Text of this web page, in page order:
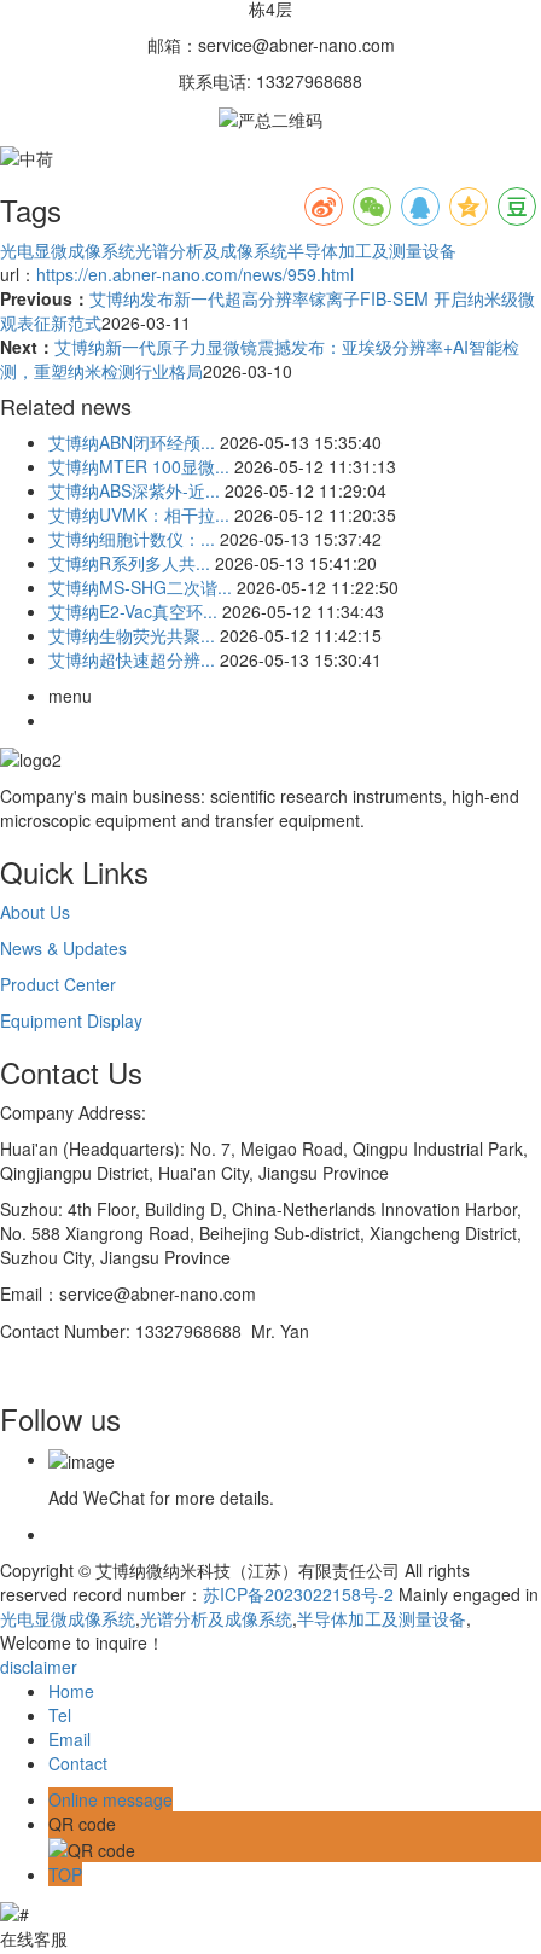
栋4层
邮箱：service@abner-nano.com
联系电话: 13327968688
Tags
光电显微成像系统光谱分析及成像系统半导体加工及测量设备
url： https://en.abner-nano.com/news/959.html
Previous： 艾博纳发布新一代超高分辨率镓离子FIB-SEM 开启纳米级微
观表征新范式2026-03-11
Next： 艾博纳新一代原子力显微镜震撼发布：亚埃级分辨率+AI智能检
测，重塑纳米检测行业格局2026-03-10
Related news
艾博纳ABN闭环经颅... 2026-05-13 15:35:40
艾博纳MTER 100显微... 2026-05-12 11:31:13
艾博纳ABS深紫外-近... 2026-05-12 11:29:04
艾博纳UVMK：相干拉... 2026-05-12 11:20:35
艾博纳细胞计数仪：... 2026-05-13 15:37:42
艾博纳R系列多人共... 2026-05-13 15:41:20
艾博纳MS-SHG二次谐... 2026-05-12 11:22:50
艾博纳E2-Vac真空环... 2026-05-12 11:34:43
艾博纳生物荧光共聚... 2026-05-12 11:42:15
艾博纳超快速超分辨... 2026-05-13 15:30:41
menu
Company's main business: scientific research instruments, high-end
microscopic equipment and transfer equipment.
Quick Links
About Us
News & Updates
Product Center
Equipment Display
Contact Us
Company Address:
Huai'an (Headquarters): No. 7, Meigao Road, Qingpu Industrial Park,
Qingjiangpu District, Huai'an City, Jiangsu Province
Suzhou: 4th Floor, Building D, China-Netherlands Innovation Harbor,
No. 588 Xiangrong Road, Beihejing Sub-district, Xiangcheng District,
Suzhou City, Jiangsu Province
Email：service@abner-nano.com
Contact Number: 13327968688 Mr. Yan
Follow us
Add WeChat for more details.
Copyright © 艾博纳微纳米科技（江苏）有限责任公司 All rights
reserved record number： 苏ICP备2023022158号-2 Mainly engaged in
光电显微成像系统,光谱分析及成像系统,半导体加工及测量设备,
Welcome to inquire！
disclaimer
Home
Tel
Email
Contact
Online message
QR code
TOP
在线客服